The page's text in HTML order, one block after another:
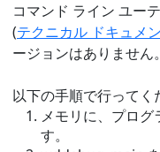
コマンド ライン ユー
(テクニカル ドキュメ
ージョンはありません。
以下の手順で行ってく
メモリに、プロ
す。